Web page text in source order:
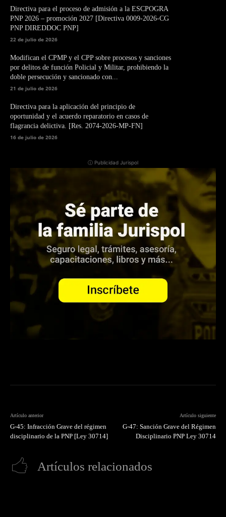
Directiva para el proceso de admisión a la ESCPOGRA
PNP 2026 – promoción 2027 [Directiva 0009-2026-CG
PNP DIREDDOC PNP]
22 de julio de 2026
Modifican el CPMP y el CPP sobre procesos y sanciones
por delitos de función Policial y Militar, prohibiendo la
doble persecución y sancionado con...
21 de julio de 2026
Directiva para la aplicación del principio de
oportunidad y el acuerdo reparatorio en casos de
flagrancia delictiva. [Res. 2074-2026-MP-FN]
16 de julio de 2026
ⓘ Publicidad Jurispol
Artículo anterior
G-45: Infracción Grave del régimen
disciplinario de la PNP [Ley 30714]
Artículo siguiente
G-47: Sanción Grave del Régimen
Disciplinario PNP Ley 30714
Artículos relacionados